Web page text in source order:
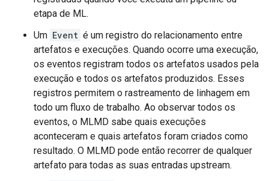
etapa de ML.
Um Event é um registro do relacionamento entre
artefatos e execuções. Quando ocorre uma execução,
os eventos registram todos os artefatos usados ​​pela
execução e todos os artefatos produzidos. Esses
registros permitem o rastreamento de linhagem em
todo um fluxo de trabalho. Ao observar todos os
eventos, o MLMD sabe quais execuções
aconteceram e quais artefatos foram criados como
resultado. O MLMD pode então recorrer de qualquer
artefato para todas as suas entradas upstream.